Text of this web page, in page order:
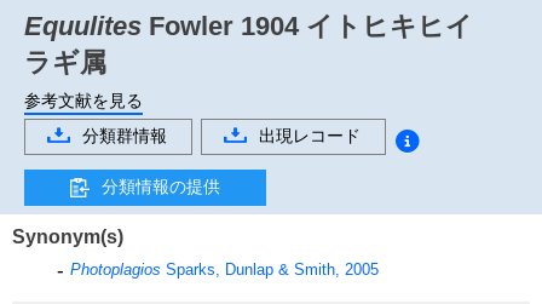
Equulites Fowler 1904 イトヒキヒイ
ラギ属
参考文献を見る
分類群情報
出現レコード
分類情報の提供
Synonym(s)
Photoplagios Sparks, Dunlap & Smith, 2005